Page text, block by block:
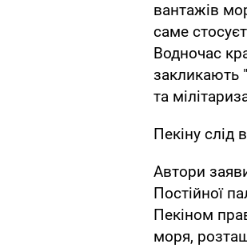
вантажів
саме
Водночас
закликають
та
Пекіну слід
Автори
Постійної
Пекіном
моря,